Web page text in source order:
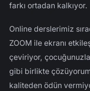
farkı ortadan kalkıyor.
Online derslerimiz
ZOOM ile ekranı
çeviriyor,
gibi birlikte
kaliteden ödün